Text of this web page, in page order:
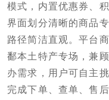
模式，内置优惠券、
界面划分清晰的商品
路径简洁直观。平台
鄱本土特产专场，兼
办需求，用户可自主
完成下单、查单、售